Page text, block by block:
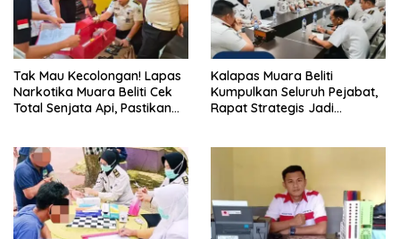
Tak Mau Kecolongan! Lapas
Narkotika Muara Beliti Cek
Total Senjata Api, Pastikan
Kalapas Muara Beliti
Kumpulkan Seluruh Pejabat,
Rapat Strategis Jadi